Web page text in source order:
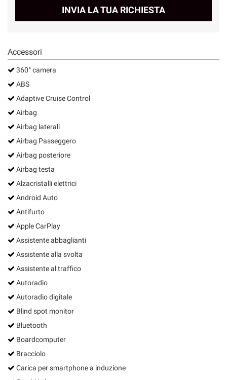
INVIA LA TUA RICHIESTA
Accessori
360° camera
ABS
Adaptive Cruise Control
Airbag
Airbag laterali
Airbag Passeggero
Airbag posteriore
Airbag testa
Alzacristalli elettrici
Android Auto
Antifurto
Apple CarPlay
Assistente abbaglianti
Assistente alla svolta
Assistente al traffico
Autoradio
Autoradio digitale
Blind spot monitor
Bluetooth
Boardcomputer
Bracciolo
Carica per smartphone a induzione